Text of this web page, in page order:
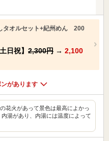
タオルセット+紀州めん 200
日祝】 2,300円 → 2,100
があります
花火があって景色は最高によかっ
湯があり、内湯には温度によって